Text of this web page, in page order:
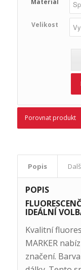
Velikost
Porovnat produkt
Popis
POPIS
IDEÁLNÍ
Kvalitní
MARKER
značení.